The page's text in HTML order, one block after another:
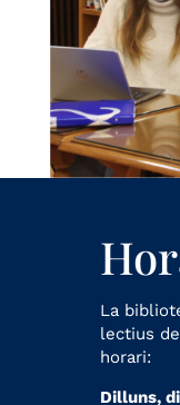
La
lectius
horari:
Dilluns,